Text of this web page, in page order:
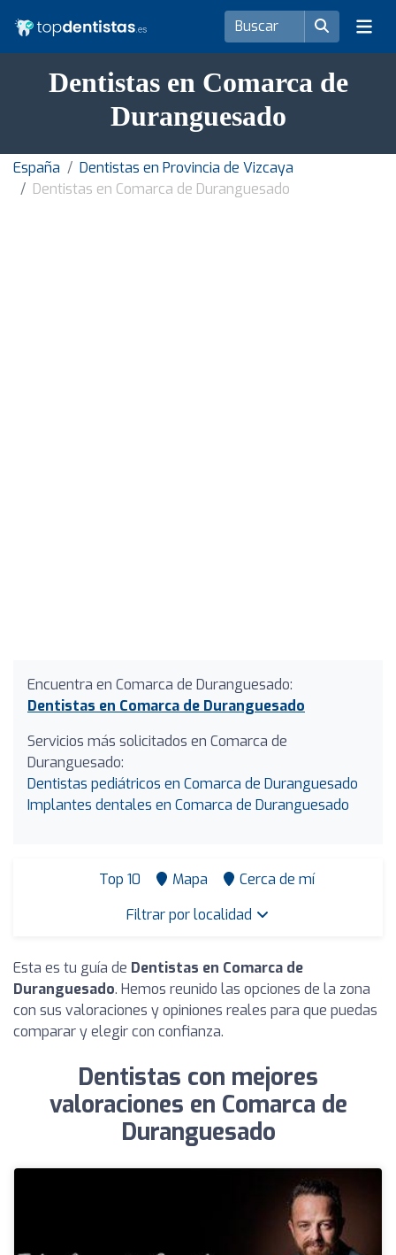
Dentistas en Comarca de
Duranguesado
España
Dentistas en Provincia de Vizcaya
Dentistas en Comarca de Duranguesado
Encuentra en Comarca de Duranguesado:
Dentistas en Comarca de Duranguesado
Servicios más solicitados en Comarca de
Duranguesado:
Dentistas pediátricos en Comarca de Duranguesado
Implantes dentales en Comarca de Duranguesado
Top 10 Mapa
Cerca de mí
Filtrar por localidad
Esta es tu guía de Dentistas en Comarca de
Duranguesado. Hemos reunido las opciones de la zona
con sus valoraciones y opiniones reales para que puedas
comparar y elegir con confianza.
Dentistas con mejores
valoraciones en Comarca de
Duranguesado